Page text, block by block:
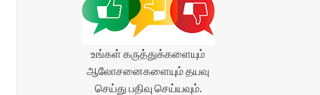
உங்கள் கருத்துக்களையும்
ஆலோசனைகளையும் தயவு
செய்து பதிவு செய்யவும்.